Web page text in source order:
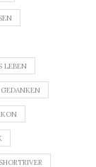
LEBEN
GEDANKEN